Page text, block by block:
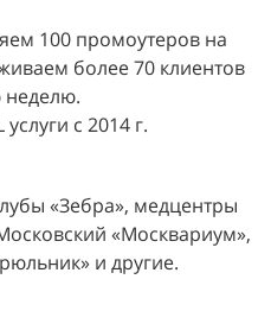
100 промоутеров на
более 70 клиентов
неделю.
с 2014 г.
«Зебра», медцентры
«Москвариум»,
и другие.